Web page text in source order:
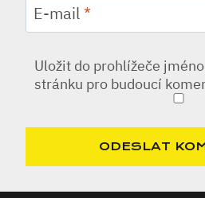
E-mail *
Uložit do prohlížeče
stránku pro budoucí